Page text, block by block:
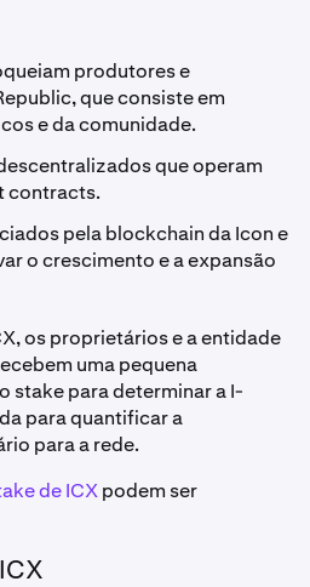
produtores e
que consiste em
e da comunidade.
que operam
contracts.
pela blockchain da Icon e
o crescimento e a expansão
os proprietários e a entidade
uma pequena
stake para determinar a I-
para quantificar a
para a rede.
de ICXpodem ser